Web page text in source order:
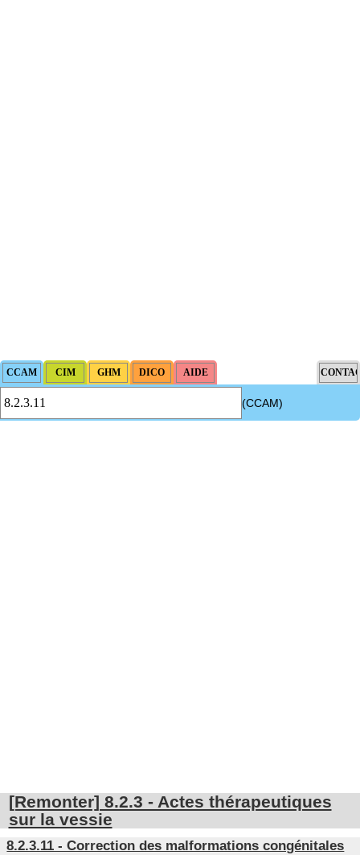
(CCAM)
[Remonter] 8.2.3 - Actes thérapeutiques
sur la vessie
8.2.3.11 - Correction des malformations congénitales